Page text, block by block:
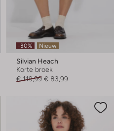
-30% Nieuw
Silvian Heach
Korte broek
€ 119,99 € 83,99